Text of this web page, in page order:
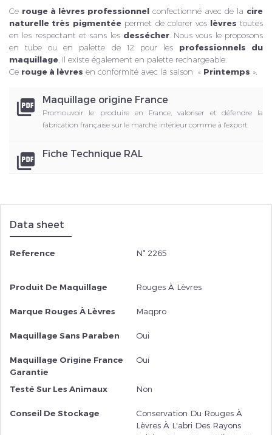
Ce rouge à lèvres professionnel confectionné avec de la cire
naturelle très pigmentéepermet de colorer vos lèvres toutes
en les respectant et sans les dessécher. Nous vous le proposons
en tube ou en palette de 12 pour les professionnels du
maquillage , il existe également en palette rechargeable.
Ce rouge à lèvres en conformité avec la saison « Printemps ».
picture_as_pdf Maquillage origine France
Promouvoir le produire en France, valoriser et défendre la
fabrication française sur le marché intérieur comme à l'export.
picture_as_pdf Fiche Technique RAL
Data sheet
Reference N° 2265
Produit De Maquillage Rouges À Lèvres
Marque Rouges À Lèvres Maqpro
Maquillage Sans Paraben Oui
Maquillage Origine France
Garantie
Oui
Testé Sur Les Animaux Non
Conseil De Stockage
Conservation Du Rouges À
Lèvres À L'abri Des Rayons